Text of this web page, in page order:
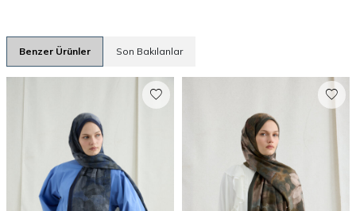
Benzer Ürünler Son Bakılanlar